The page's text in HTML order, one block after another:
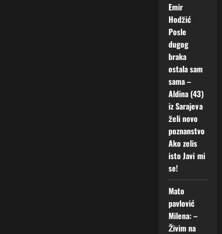
Emir
Hodžić
Posle
dugog
braka
ostala sam
sama –
Aldina (43)
iz Sarajeva
želi novo
poznanstvo
Ako zelis
isto Javi mi
se!
Mato
pavlović
Milena: –
Živim na